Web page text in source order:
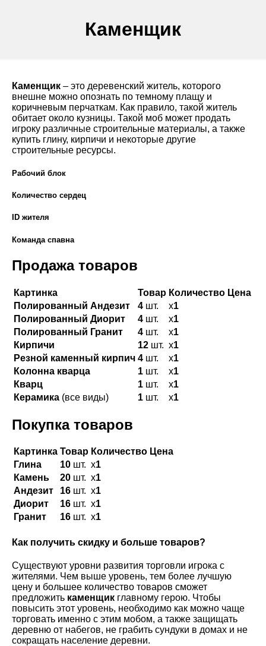
Каменщик
Каменщик – это деревенский житель, которого
внешне можно опознать по темному плащу и
коричневым перчаткам. Как правило, такой житель
обитает около кузницы. Такой моб может продать
игроку различные строительные материалы, а также
купить глину, кирпичи и некоторые другие
строительные ресурсы.
Рабочий блок
Количество сердец
ID жителя
Команда спавна
Продажа товаров
Картинка Товар Количество Цена
Полированный Андезит
4 шт. х1
Полированный Диорит
4 шт. х1
Полированный Гранит
4 шт. х1
Кирпичи
12 шт. х1
Резной каменный кирпич 4 шт. х1
Колонна кварца
1 шт. х1
Кварц
1 шт. х1
Керамика (все виды) 1 шт. х1
Покупка товаров
Картинка Товар Количество Цена
Глина
10 шт. х1
Камень
20 шт. х1
Андезит
16 шт. х1
Диорит
16 шт. х1
Гранит
16 шт. х1
Как получить скидку и больше товаров?
Существуют уровни развития торговли игрока с
жителями. Чем выше уровень, тем более лучшую
цену и большее количество товаров сможет
предложить каменщик главному герою. Чтобы
повысить этот уровень, необходимо как можно чаще
торговать именно с этим мобом, а также защищать
деревню от набегов, не грабить сундуки в домах и не
сокращать население деревни.